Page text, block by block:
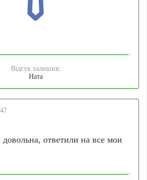
Відгук залишив:
Ната
довольна, ответили на все мои